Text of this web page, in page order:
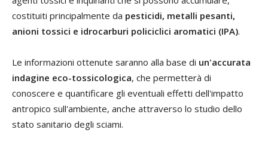
costituiti principalmente da pesticidi, metalli pesanti,
anioni tossici e idrocarburi policiclici aromatici (IPA).
Le informazioni ottenute saranno alla base di un'accurata
indagine eco-tossicologica, che permetterà di
conoscere e quantificare gli eventuali effetti dell'impatto
antropico sull'ambiente, anche attraverso lo studio dello
stato sanitario degli sciami.